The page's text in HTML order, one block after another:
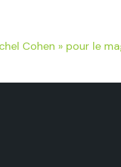
Cohen » pour le